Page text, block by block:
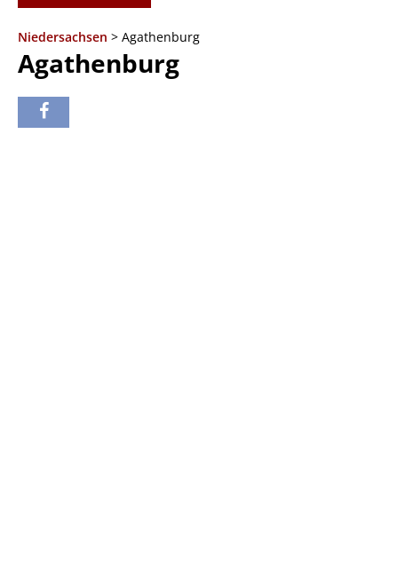
Niedersachsen > Agathenburg
Agathenburg